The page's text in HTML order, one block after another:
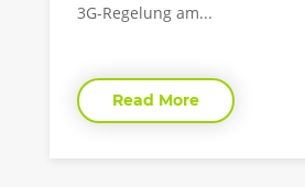
3G-Regelung am...
Read More